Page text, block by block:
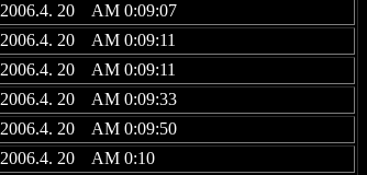
2006.4. 20 AM 0:09:07
2006.4. 20 AM 0:09:11
2006.4. 20 AM 0:09:11
2006.4. 20 AM 0:09:33
2006.4. 20 AM 0:09:50
2006.4. 20 AM 0:10